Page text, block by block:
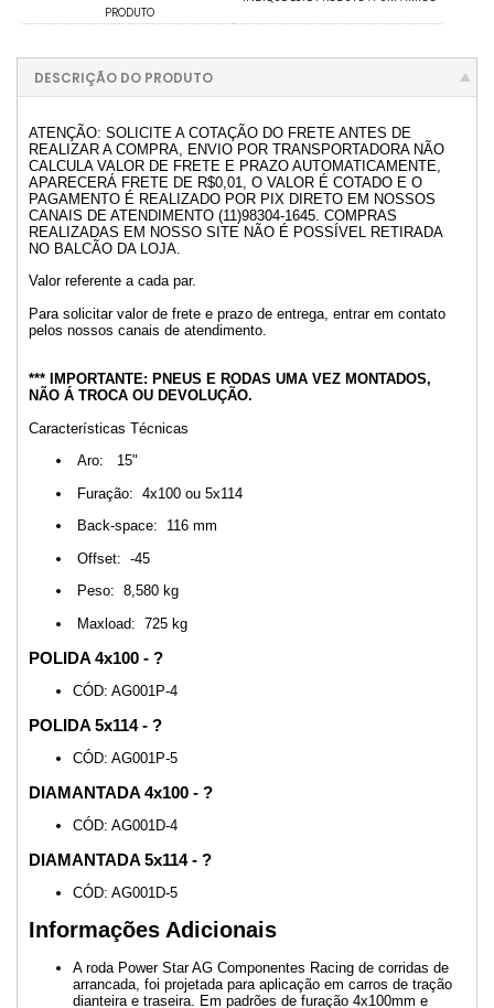
PRODUTO
DESCRIÇÃO DO PRODUTO
ATENÇÃO: SOLICITE A COTAÇÃO DO FRETE ANTES DE
REALIZAR A COMPRA, ENVIO POR TRANSPORTADORA NÃO
CALCULA VALOR DE FRETE E PRAZO AUTOMATICAMENTE,
APARECERÁ FRETE DE R$0,01, O VALOR É COTADO E O
PAGAMENTO É REALIZADO POR PIX DIRETO EM NOSSOS
CANAIS DE ATENDIMENTO (11)98304-1645. COMPRAS
REALIZADAS EM NOSSO SITE NÃO É POSSÍVEL RETIRADA
NO BALCÃO DA LOJA.
Valor referente a cada par.
Para solicitar valor de frete e prazo de entrega, entrar em contato
pelos nossos canais de atendimento.
*** IMPORTANTE: PNEUS E RODAS UMA VEZ MONTADOS,
NÃO Á TROCA OU DEVOLUÇÃO.
Características Técnicas
Aro: 15"
Furação: 4x100 ou 5x114
Back-space: 116 mm
Offset: -45
Peso: 8,580 kg
Maxload: 725 kg
POLIDA 4x100 - ?
CÓD: AG001P-4
POLIDA 5x114 - ?
CÓD: AG001P-5
DIAMANTADA 4x100 - ?
CÓD: AG001D-4
DIAMANTADA 5x114 - ?
CÓD: AG001D-5
Informações Adicionais
A roda Power Star AG Componentes Racing de corridas de
arrancada, foi projetada para aplicação em carros de tração
dianteira e traseira. Em padrões de furação 4x100mm e